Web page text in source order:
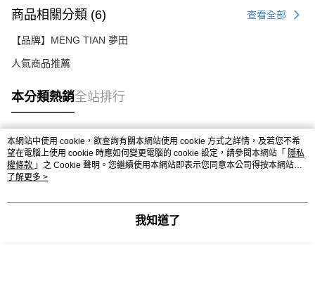
商品相關分類 (6) 查看全部
【品牌】MENG TIAN 夢田
人氣商品推薦
本分類熱銷全站排行
熱門標籤
本網站中使用 cookie，欲查詢有關本網站使用 cookie 方式之詳情，及若您不希
望在電腦上使用 cookie 時應如何變更電腦的 cookie 設定，請參閱本網站「 隱私
權條款 」之 Cookie 聲明。您繼續使用本網站即表示您同意本公司得按本網站使
用條款之 Cookie 聲明使用 cookie。
了解更多 >
我知道了